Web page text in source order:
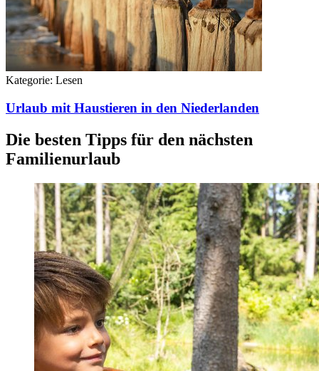
Kategorie: Lesen
Urlaub mit Haustieren in den Niederlanden
Die besten Tipps für den nächsten
Familienurlaub